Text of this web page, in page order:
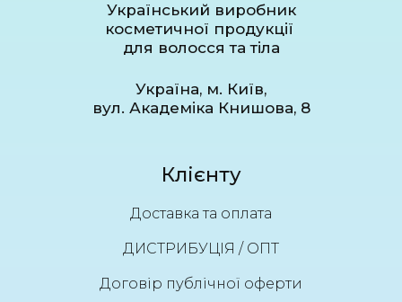
Український виробник
косметичної продукції
для волосся та тіла
Україна, м. Київ,
вул. Академіка Книшова, 8
Клієнту
Доставка та оплата
ДИСТРИБУЦІЯ / ОПТ
Договір публічної оферти